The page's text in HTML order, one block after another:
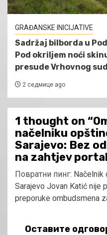
GRAĐANSKE INICIJATIVE
Sadržaj bilborda u
Pod okriljem noći
presude Vrhovnog
2 седмице ago
1 thought on “
načelniku
Sarajevo: Bez
na zahtjev
Повратни пинг: Načelnik
Sarajevo Jovan Katić nije
preporuke ombudsmena
Оставите